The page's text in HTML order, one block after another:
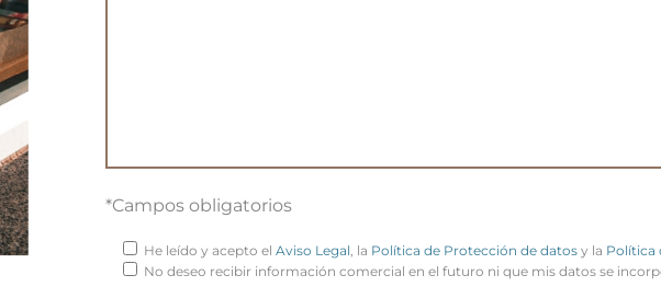
*Campos obligatorios
He leído y acepto el Aviso Legal , la Política de Protección de datos y la Política
No deseo recibir información comercial en el futuro ni que mis datos se